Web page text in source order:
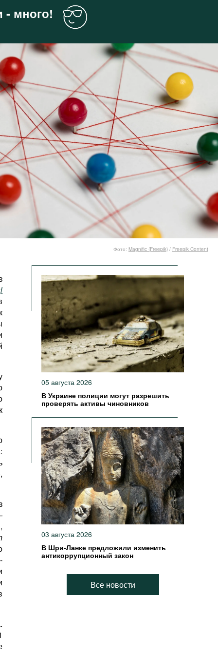
- много!
Фото: Magnific (Freepik) / Freepik Content
05 августа 2026
В Украине полиции могут разрешить
проверять активы чиновников
03 августа 2026
В Шри-Ланке предложили изменить
антикоррупционный закон
Все новости